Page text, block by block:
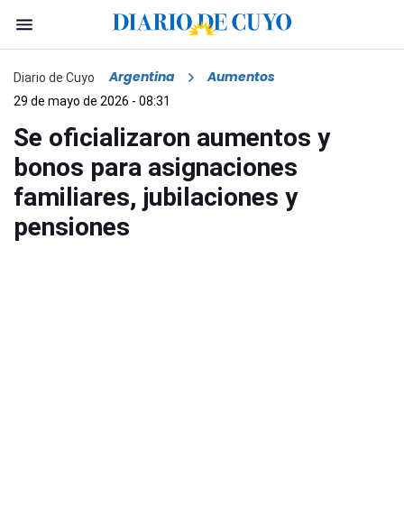
Diario de Cuyo Argentina Aumentos
29 de mayo de 2026 - 08:31
Se oficializaron aumentos y
bonos para asignaciones
familiares, jubilaciones y
pensiones